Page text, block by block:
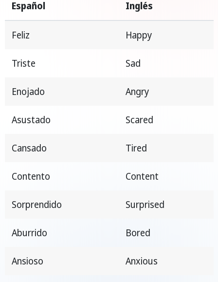
Español Inglés
Feliz Happy
Triste Sad
Enojado Angry
Asustado Scared
Cansado Tired
Contento Content
Sorprendido Surprised
Aburrido Bored
Ansioso Anxious